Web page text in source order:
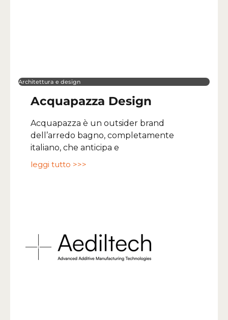
Architettura e design
Acquapazza Design
Acquapazza è un outsider brand
dell’arredo bagno, completamente
italiano, che anticipa e
leggi tutto >>>